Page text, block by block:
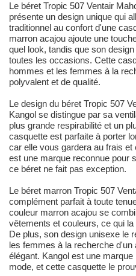
Le béret Tropic 507 Ventair
présente un design unique qui
traditionnel au confort d'une
marron acajou ajoute une
quel look, tandis que son
toutes les occasions. Cette
hommes et les femmes à la
polyvalent et de qualité.
Le design du béret Tropic 507
Kangol se distingue par sa
plus grande respirabilité et un
casquette est parfaite à porter
car elle vous gardera au frais
est une marque reconnue pour
ce béret ne fait pas exception.
Le béret marron Tropic 507
complément parfait à toute
couleur marron acajou se
vêtements et couleurs, ce qui
De plus, son design unisexe le
les femmes à la recherche
élégant. Kangol est une
mode, et cette casquette le